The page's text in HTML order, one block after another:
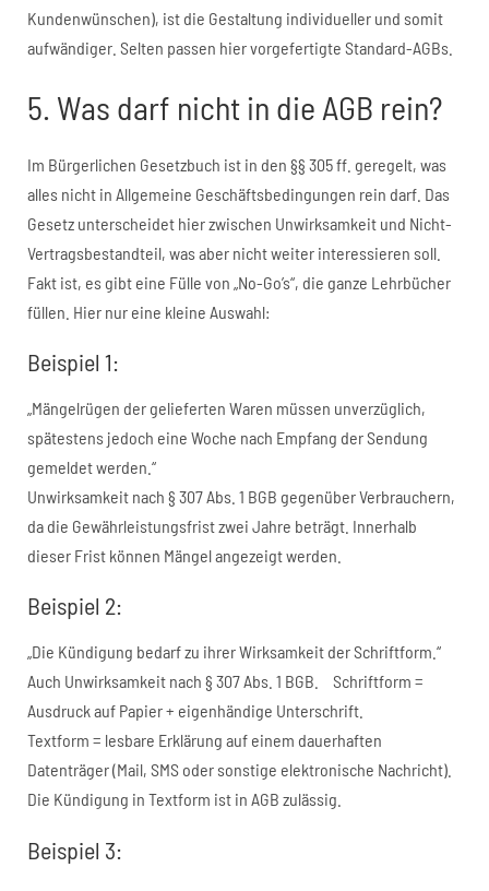
Kundenwünschen), ist die Gestaltung individueller und somit
aufwändiger. Selten passen hier vorgefertigte Standard-AGBs.
5. Was darf nicht in die AGB rein?
Im Bürgerlichen Gesetzbuch ist in den §§ 305 ff. geregelt, was
alles nicht in Allgemeine Geschäftsbedingungen rein darf. Das
Gesetz unterscheidet hier zwischen Unwirksamkeit und Nicht-
Vertragsbestandteil, was aber nicht weiter interessieren soll.
Fakt ist, es gibt eine Fülle von „No-Go’s“, die ganze Lehrbücher
füllen. Hier nur eine kleine Auswahl:
Beispiel 1:
„Mängelrügen der gelieferten Waren müssen unverzüglich,
spätestens jedoch eine Woche nach Empfang der Sendung
gemeldet werden.“
Unwirksamkeit nach § 307 Abs. 1 BGB gegenüber Verbrauchern,
da die Gewährleistungsfrist zwei Jahre beträgt. Innerhalb
dieser Frist können Mängel angezeigt werden.
Beispiel 2:
„Die Kündigung bedarf zu ihrer Wirksamkeit der Schriftform.“
Auch Unwirksamkeit nach § 307 Abs. 1 BGB. Schriftform =
Ausdruck auf Papier + eigenhändige Unterschrift.
Textform = lesbare Erklärung auf einem dauerhaften
Datenträger (Mail, SMS oder sonstige elektronische Nachricht).
Die Kündigung in Textform ist in AGB zulässig.
Beispiel 3: